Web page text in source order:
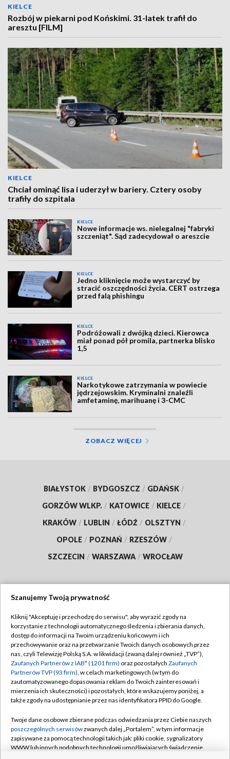
KIELCE
Rozbój w piekarni pod Końskimi. 31-latek trafił do
aresztu [FILM]
KIELCE
Chciał ominąć lisa i uderzył w bariery. Cztery osoby
trafiły do szpitala
KIELCE
Nowe informacje ws. nielegalnej "fabryki
szczeniąt". Sąd zadecydował o areszcie
KIELCE
Jedno kliknięcie może wystarczyć by
stracić oszczędności życia. CERT ostrzega
przed falą phishingu
KIELCE
Podróżowali z dwójką dzieci. Kierowca
miał ponad pół promila, partnerka blisko
1,5
KIELCE
Narkotykowe zatrzymania w powiecie
jędrzejowskim. Kryminalni znaleźli
amfetaminę, marihuanę i 3-CMC
ZOBACZ WIĘCEJ
BIAŁYSTOK / BYDGOSZCZ / GDAŃSK /
GORZÓW WLKP. / KATOWICE / KIELCE /
KRAKÓW / LUBLIN / ŁÓDŹ / OLSZTYN /
OPOLE / POZNAŃ / RZESZÓW /
SZCZECIN / WARSZAWA / WROCŁAW
TVP
Abonament TVP
Emisja w TVP
Centrum informacji TVP
Naziemna Telewizja Cyfrowa
Rada Programowa
System NOS
Regulamin TVP
Polityka prywatności
Moje zgody
Pomoc
Kontakt
Szanujemy Twoją prywatność
Kliknij "Akceptuję i przechodzę do serwisu", aby wyrazić zgody na
korzystanie z technologii automatycznego śledzenia i zbierania danych,
dostęp do informacji na Twoim urządzeniu końcowym i ich
przechowywanie oraz na przetwarzanie Twoich danych osobowych przez
nas, czyli Telewizję Polską S.A. w likwidacji (zwaną dalej również „TVP”),
Zaufanych Partnerów z IAB* (1201 firm) oraz pozostałych Zaufanych
Partnerów TVP (93 firm), w celach marketingowych (w tym do
zautomatyzowanego dopasowania reklam do Twoich zainteresowań i
mierzenia ich skuteczności) i pozostałych, które wskazujemy poniżej, a
także zgody na udostępnianie przez nas identyfikatora PPID do Google.
Twoje dane osobowe zbierane podczas odwiedzania przez Ciebie naszych
poszczególnych serwisówzwanych dalej „Portalem”, w tym informacje
zapisywane za pomocą technologii takich jak: pliki cookie, sygnalizatory
WWW lub innych podobnych technologii umożliwiających świadczenie